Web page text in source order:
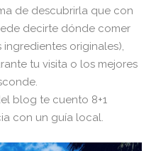
de descubrirla que con
decirte dónde comer
originales),
tu visita o los mejores
blog te cuento 8+1
con un guía local.